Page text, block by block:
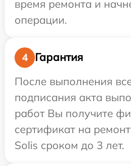
время ремонта и
операции.
4
Гарантия
После выполнения
подписания акта
работ Вы получите
сертификат на
Solis сроком до 3 лет.